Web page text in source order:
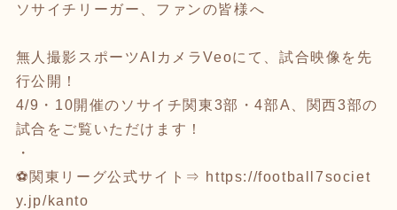
ソサイチリーガー、ファンの皆様へ
無人撮影スポーツAIカメラVeoにて、試合映像を先
行公開！
4/9・10開催のソサイチ関東3部・4部A、関西3部の
試合をご覧いただけます！
・
⚽関東リーグ公式サイト⇒ https://football7societ
y.jp/kanto